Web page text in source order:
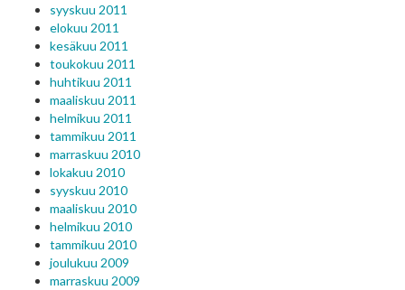
syyskuu 2011
elokuu 2011
kesäkuu 2011
toukokuu 2011
huhtikuu 2011
maaliskuu 2011
helmikuu 2011
tammikuu 2011
marraskuu 2010
lokakuu 2010
syyskuu 2010
maaliskuu 2010
helmikuu 2010
tammikuu 2010
joulukuu 2009
marraskuu 2009